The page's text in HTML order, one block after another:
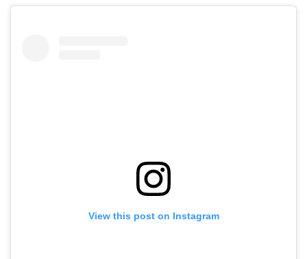
View this post on Instagram